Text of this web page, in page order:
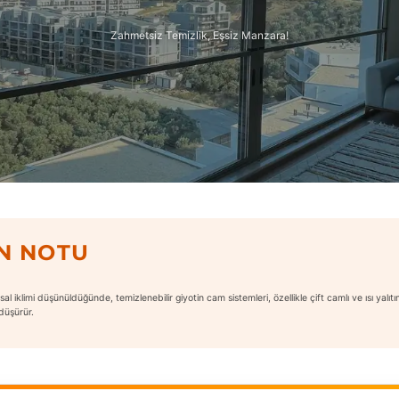
Zahmetsiz Temizlik, Eşsiz Manzara!
NOTU
iklimi düşünüldüğünde, temizlenebilir giyotin cam sistemleri, özellikle çift camlı ve ısı